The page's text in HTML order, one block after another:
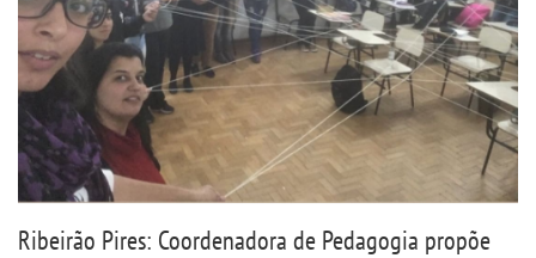
Ribeirão Pires: Coordenadora de Pedagogia propõe